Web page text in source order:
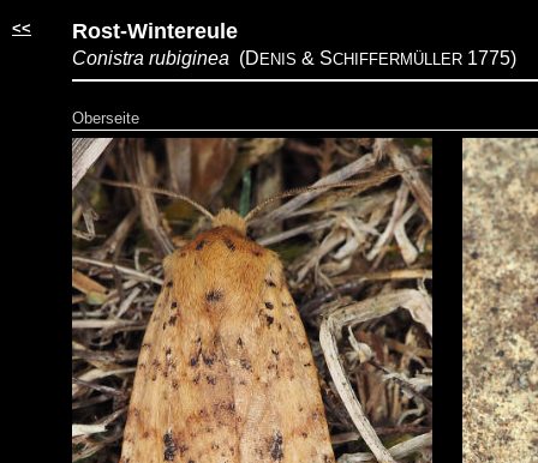
<< Rost-Wintereule
Conistra rubiginea (D ENIS & SCHIFFERMÜLLER 1775)
Oberseite